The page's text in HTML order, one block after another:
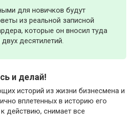
для новичков будут
из реальной записной
которые он вносил туда
десятилетий.
и делай!
историй из жизни бизнесмена и
вплетенных в историю его
действию, снимает все